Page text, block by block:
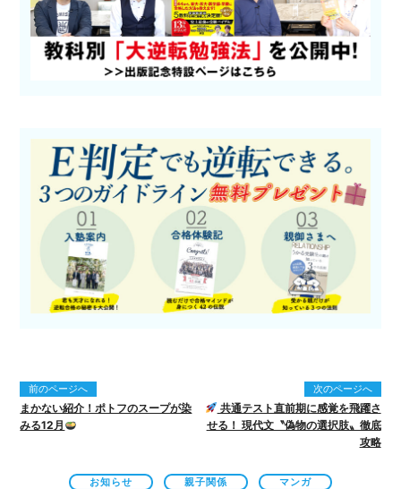
前のページへ
まかない紹介！ポトフのスープが染
みる12月
次のページへ
共通テスト直前期に感覚を飛躍さ
せる！ 現代文〝偽物の選択肢〟徹底
攻略
お知らせ 親子関係 マンガ